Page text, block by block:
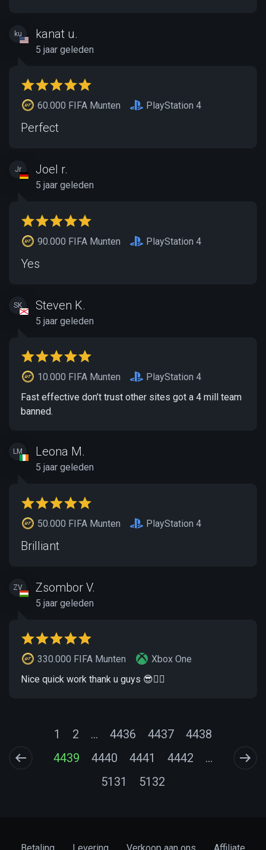
ku kanat u.
5 jaar geleden
60.000 FIFA Munten PlayStation 4
Perfect
Jr Joel r.
5 jaar geleden
90.000 FIFA Munten PlayStation 4
Yes
SK Steven K.
5 jaar geleden
10.000 FIFA Munten
PlayStation 4
Fast effective don’t trust other sites got a 4 mill team
banned.
LM Leona M.
5 jaar geleden
50.000 FIFA Munten PlayStation 4
Brilliant
ZV Zsombor V.
5 jaar geleden
330.000 FIFA Munten
Xbox One
Nice quick work thank u guys 😎👌🏻
1 2 ... 4436 4437
4438
4439
4440 4441 4442
...
5131
5132